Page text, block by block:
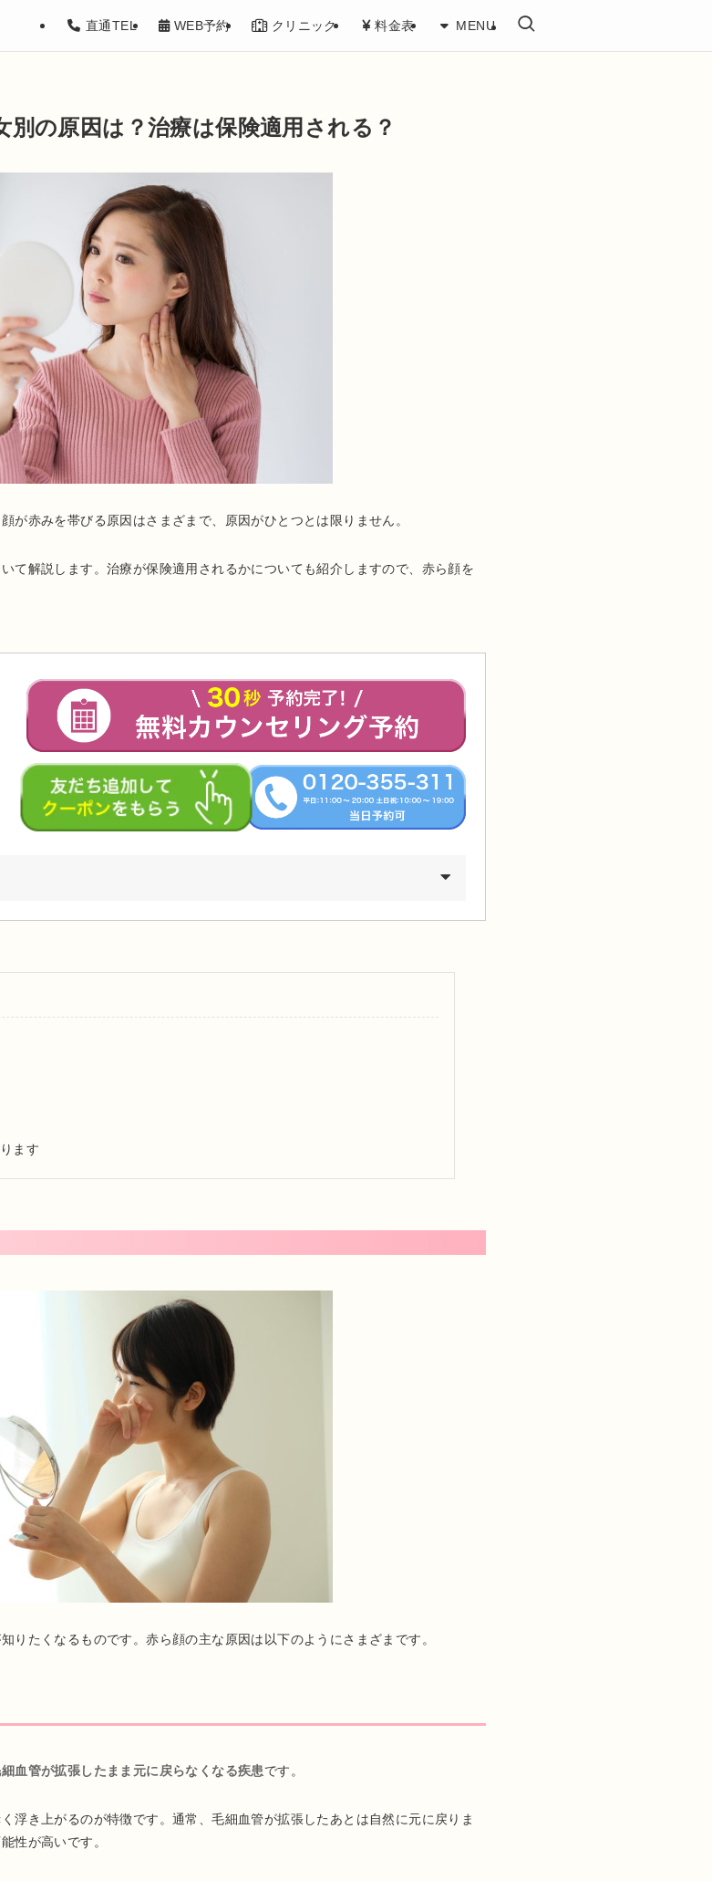
直通TEL WEB予約 クリニック 料金表 MENU
の原因は？治療は保険適用される？
が赤みを帯びる原因はさまざまで、原因がひとつとは限りません。
て解説します。治療が保険適用されるかについても紹介しますので、赤ら顔を
医
就任
任
ます
りたくなるものです。赤ら顔の主な原因は以下のようにさまざまです。
血管が拡張したまま元に戻らなくなる疾患です。
浮き上がるのが特徴です。通常、毛細血管が拡張したあとは自然に元に戻りま
性が高いです。